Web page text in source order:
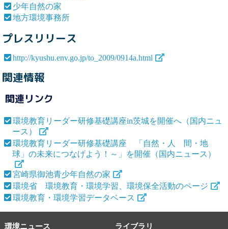
少年自然の家
地方環境事務所
プレスリリース
http://kyushu.env.go.jp/to_2009/0914a.html
関連情報
関連リンク
環境教育リーダー研修基礎講座in茨城を開催へ（国内ニュ
ース）
環境教育リーダー研修基礎講座 「自然・人 間・地
球」の未来につなげよう！～」を開催（国内ニュース）
宮崎県御池青少年自然の家
環境省 環境教育・環境学習、環境保全活動のページ
環境教育・環境学習データベース
環境ニュース ライブラリ